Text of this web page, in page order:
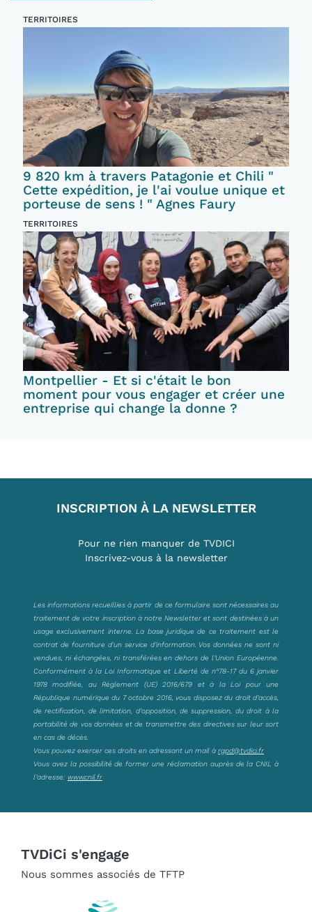
TERRITOIRES
9 820 km à travers Patagonie et Chili "
Cette expédition, je l'ai voulue unique et
porteuse de sens ! " Agnes Faury
TERRITOIRES
Montpellier - Et si c'était le bon
moment pour vous engager et créer une
entreprise qui change la donne ?
INSCRIPTION À LA NEWSLETTER
Pour ne rien manquer de TVDICI
Inscrivez-vous à la newsletter
Les informations recueillies à partir de ce formulaire sont nécessaires au
traitement de votre inscription à notre Newsletter et sont destinées à un
usage exclusivement interne. La base juridique de ce traitement est le
contrat de fourniture d’un service d’information. Vos données ne sont ni
vendues, ni échangées, ni transférées en dehors de l’Union Européenne.
Conformément à la Loi Informatique et Liberté de n°78-17 du 6 janvier
1978 modifiée, au Règlement (UE) 2016/679 et à la Loi pour une
République numérique du 7 octobre 2016, vous disposez du droit d’accès,
de rectification, de limitation, d’opposition, de suppression, du droit à la
portabilité de vos données et de transmettre des directives sur leur sort
en cas de décès.
Vous pouvez exercer ces droits en adressant un mail à rgpd@tvdici.fr
Vous avez la possibilité de former une réclamation auprès de la CNIL à
l’adresse: www.cnil.fr
TVDiCi s'engage
Nous sommes associés de TFTP